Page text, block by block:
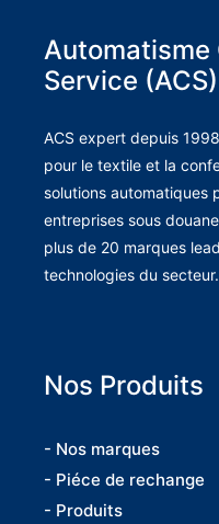
Automatisme
Service (ACS)
ACS expert depuis
pour le textile et la
solutions automatiques
entreprises sous
plus de 20 marques
technologies du secteur.
Nos Produits
- Nos marques
- Piéce de rechange
- Produits